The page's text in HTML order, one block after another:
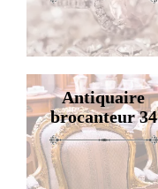
Antiquaire
brocanteur 34